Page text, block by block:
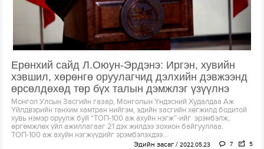
Ерөнхий сайд Л.Оюун-Эрдэнэ: Иргэн, хувийн
хэвшил, хөрөнгө оруулагчид дэлхийн дэвжээнд
өрсөлдөхөд төр бүх талын дэмжлэг үзүүлнэ
Монгол Улсын Засгийн газар, Монголын Үндэсний Худалдаа Аж
Үйлдвэрийн танхим хамтран нийгэм, эдийн засгийн хөгжилд бодитой
хувь нэмэр оруулж буй “ТОП-100 аж ахуйн нэгж”-ийг эрэмбэлж,
өргөмжлөх үйл ажиллагааг 21 дэх жилдээ зохион байгууллаа.
ТОП-100 аж ахуйн нэгжүүдийг эрэмбэлэхдээ...
Эдийн засаг 2022.05.23 7 5